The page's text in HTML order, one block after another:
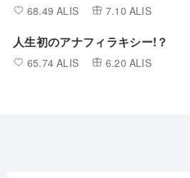
68.49 ALIS 7.10 ALIS
人生初のアナフィラキシー!？
65.74 ALIS 6.20 ALIS